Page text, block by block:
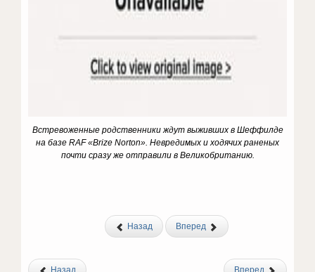
Встревоженные родственники ждут выживших в Шеффилде
на базе RAF«Brize Norton». Невредимых и ходячих раненых
почти сразу же отправили в Великобританию.
Назад Вперед
Назад Вперед